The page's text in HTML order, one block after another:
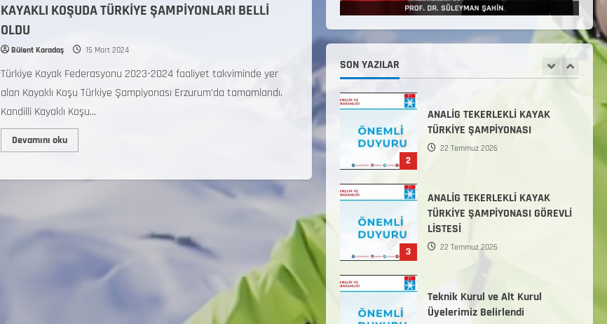
KAYAKLI KOŞUDA TÜRKİYE ŞAMPİYONLARI BELLİ
OLDU
Bülent Karadaş 15 Mart 2024
Türkiye Kayak Federasyonu 2023-2024 faaliyet takviminde yer
alan Kayaklı Koşu Türkiye Şampiyonası Erzurum’da tamamlandı.
Kandilli Kayaklı Koşu...
Devamını oku
SON YAZILAR
Millî Savunma Bakanlığı Kara,
Komutanlıklarına 2026 Yılı
(2026-2 Dönem) Sporcu Branşı
Sözleşmeli Er Temini Başvuruları
2
ANALİG TEKERLEKLİ KAYAK
TÜRKİYE ŞAMPİYONASI
22 Temmuz 2026
3
ANALİG TEKERLEKLİ KAYAK
TÜRKİYE ŞAMPİYONASI GÖREVLİ
LİSTESİ
22 Temmuz 2026
Teknik Kurul ve Alt Kurul
Üyelerimiz Belirlendi